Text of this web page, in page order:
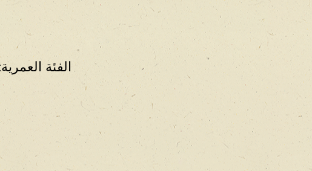
الفئة العمرية: من سن 5 فما فوق –